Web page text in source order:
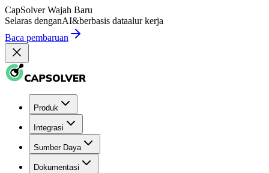
CapSolver Wajah Baru
Selaras denganAI&berbasis dataalur kerja
Baca pembaruan
Produk
Integrasi
Sumber Daya
Dokumentasi